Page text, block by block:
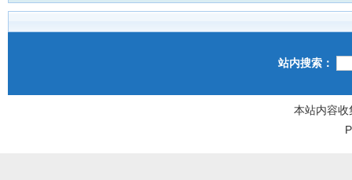
站内搜索：
本站内容